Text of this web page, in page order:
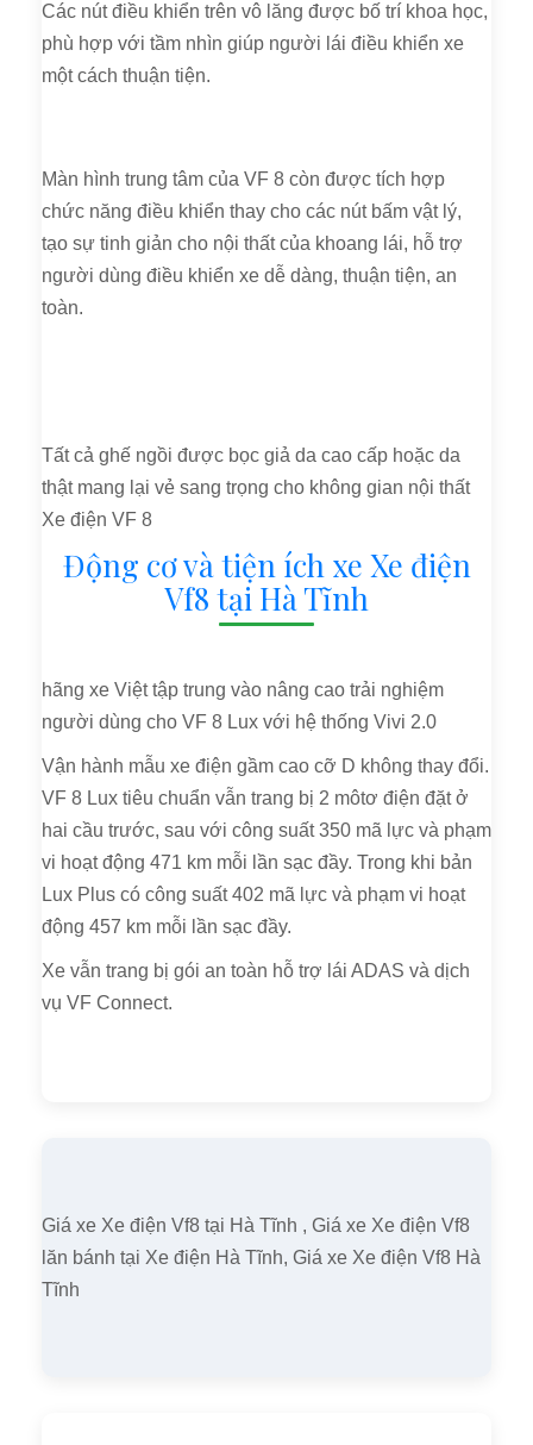
Các nút điều khiển trên vô lăng được bố trí khoa học,
phù hợp với tầm nhìn giúp người lái điều khiển xe
một cách thuận tiện.
Màn hình trung tâm của VF 8 còn được tích hợp
chức năng điều khiển thay cho các nút bấm vật lý,
tạo sự tinh giản cho nội thất của khoang lái, hỗ trợ
người dùng điều khiển xe dễ dàng, thuận tiện, an
toàn.
Tất cả ghế ngồi được bọc giả da cao cấp hoặc da
thật mang lại vẻ sang trọng cho không gian nội thất
Xe điện VF 8
Động cơ và tiện ích xe Xe điện
Vf8 tại Hà Tĩnh
hãng xe Việt tập trung vào nâng cao trải nghiệm
người dùng cho VF 8 Lux với hệ thống Vivi 2.0
Vận hành mẫu xe điện gầm cao cỡ D không thay đổi.
VF 8 Lux tiêu chuẩn vẫn trang bị 2 môtơ điện đặt ở
hai cầu trước, sau với công suất 350 mã lực và phạm
vi hoạt động 471 km mỗi lần sạc đầy. Trong khi bản
Lux Plus có công suất 402 mã lực và phạm vi hoạt
động 457 km mỗi lần sạc đầy.
Xe vẫn trang bị gói an toàn hỗ trợ lái ADAS và dịch
vụ VF Connect.
Giá xe Xe điện Vf8 tại Hà Tĩnh , Giá xe Xe điện Vf8
lăn bánh tại Xe điện Hà Tĩnh, Giá xe Xe điện Vf8 Hà
Tĩnh